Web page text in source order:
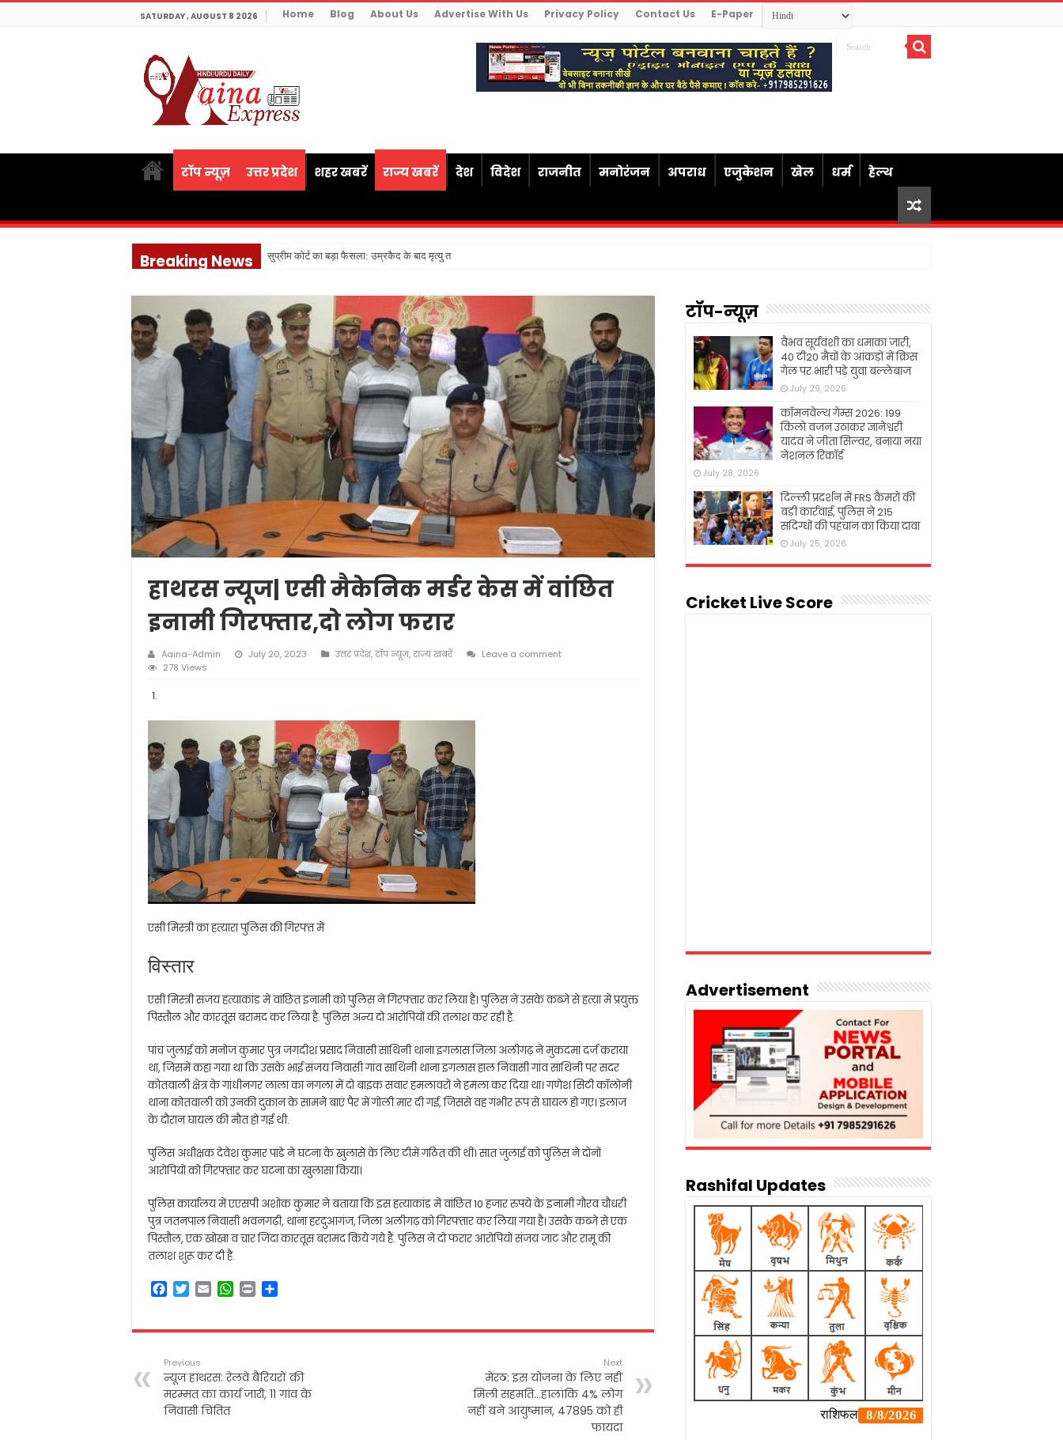
SATURDAY , AUGUST 8 2026 Home Blog About Us Advertise With Us Privacy Policy Contact Us E-Paper
टॉप न्यूज़ उत्तर प्रदेश शहर खबरें राज्य खबरें देश विदेश राजनीत मनोरंजन अपराध एजुकेशन खेल धर्म हेल्थ
Breaking News सुप्रीम कोर्ट का बड़ा फैसला: उम्रकैद के बाद मृत्यु तक जेल में रखने की सजा संविधा
हाथरस न्यूज| एसी मैकेनिक मर्डर केस में वांछित
इनामी गिरफ्तार,दो लोग फरार
Aaina-Admin July 20, 2023 उत्तर प्रदेश,टॉप न्यूज़,राज्य खबरें
Leave a comment
278 Views
एसी मिस्त्री का हत्यारा पुलिस की गिरफ्त में
विस्तार
एसी मिस्त्री संजय हत्याकांड में वांछित इनामी को पुलिस ने गिरफ्तार कर लिया है। पुलिस ने उसके कब्जे से हत्या में प्रयुक्त
पिस्तौल और कारतूस बरामद कर लिया है. पुलिस अन्य दो आरोपियों की तलाश कर रही है.
पांच जुलाई को मनोज कुमार पुत्र जगदीश प्रसाद निवासी साथिनी थाना इगलास जिला अलीगढ़ ने मुकदमा दर्ज कराया
था, जिसमें कहा गया था कि उसके भाई संजय निवासी गांव साथिनी थाना इगलास हाल निवासी गांव साथिनी पर सदर
कोतवाली क्षेत्र के गांधीनगर लाला का नगला में दो बाइक सवार हमलावरों ने हमला कर दिया था। गणेश सिटी कॉलोनी
थाना कोतवाली को उनकी दुकान के सामने बाएं पैर में गोली मार दी गई, जिससे वह गंभीर रूप से घायल हो गए। इलाज
के दौरान घायल की मौत हो गई थी.
पुलिस अधीक्षक देवेश कुमार पांडे ने घटना के खुलासे के लिए टीमें गठित की थीं। सात जुलाई को पुलिस ने दोनों
आरोपियों को गिरफ्तार कर घटना का खुलासा किया।
पुलिस कार्यालय में एएसपी अशोक कुमार ने बताया कि इस हत्याकांड में वांछित 10 हजार रुपये के इनामी गौरव चौधरी
पुत्र जतनपाल निवासी भवनगढ़ी, थाना हरदुआगंज, जिला अलीगढ़ को गिरफ्तार कर लिया गया है। उसके कब्जे से एक
पिस्तौल, एक खोखा व चार जिंदा कारतूस बरामद किये गये हैं. पुलिस ने दो फरार आरोपियों संजय जाट और रामू की
तलाश शुरू कर दी है.
F
e
o
o
k
T
t
e
r
E
i
W
t
p
p
P
n
r
Previous
न्यूज हाथरस: रेलवे बैरियरों की
मरम्मत का कार्य जारी, 11 गांव के
निवासी चिंतित
Next
मेरठ: इस योजना के लिए नहीं
मिली सहमति…हालांकि 4% लोग
नहीं बने आयुष्मान, 47895 को ही
फायदा
टॉप-न्यूज़
वैभव सूर्यवंशी का धमाका जारी,
40 टी20 मैचों के आंकड़ों में क्रिस
गेल पर भारी पड़े युवा बल्लेबाज
July 29, 2026
कॉमनवेल्थ गेम्स 2026: 199
किलो वजन उठाकर ज्ञानेश्वरी
यादव ने जीता सिल्वर, बनाया नया
नेशनल रिकॉर्ड
July 28, 2026
दिल्ली प्रदर्शन में FRS कैमरों की
बड़ी कार्रवाई, पुलिस ने 215
संदिग्धों की पहचान का किया दावा
July 25, 2026
Cricket Live Score
Advertisement
Rashifal Updates